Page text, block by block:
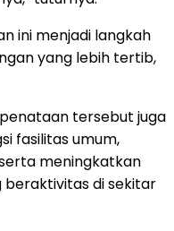
ini menjadi langkah
yang lebih tertib,
tersebut juga
fasilitas umum,
meningkatkan
di sekitar